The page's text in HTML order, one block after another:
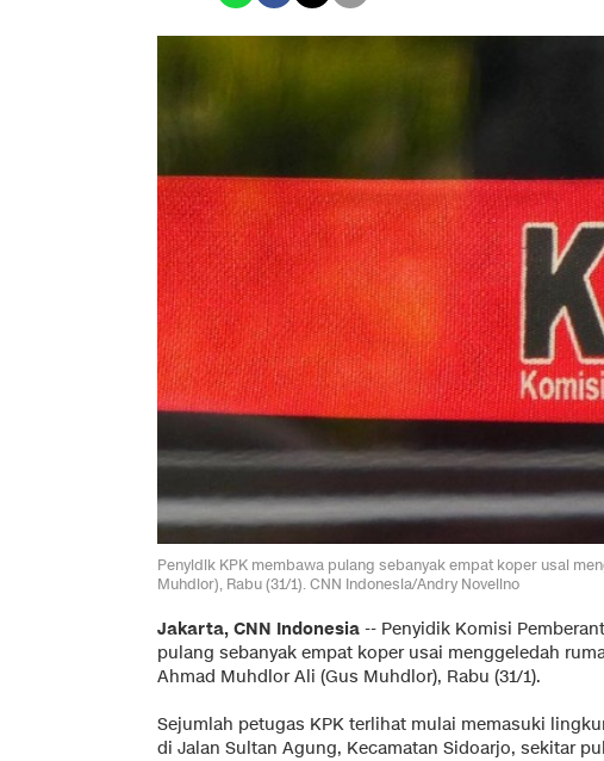
Penyidik KPK membawa pulang sebanyak empat koper usai
Muhdlor), Rabu (31/1). CNN Indonesia/Andry Novelino
Jakarta, CNN Indonesia -- Penyidik Komisi
pulang sebanyak empat koper usai menggeledah
Ahmad Muhdlor Ali (Gus Muhdlor), Rabu (31/1).
Sejumlah petugas KPK terlihat mulai memasuki
di Jalan Sultan Agung, Kecamatan Sidoarjo, sekitar